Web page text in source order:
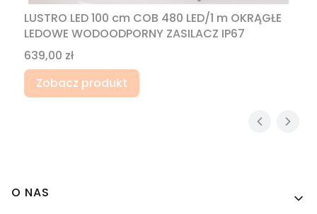
LUSTRO LED 100 cm COB 480 LED/1 m OKRĄGŁE
LEDOWE WODOODPORNY ZASILACZ IP67
Cena
639,00 zł
Zobacz produkt
Linki w stopce
O NAS